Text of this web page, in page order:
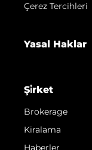
Çerez Tercihleri
Yasal Haklar
Şi̇rket
Brokerage
Kiralama
Haberler